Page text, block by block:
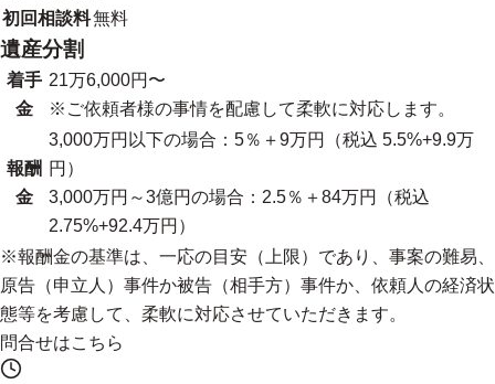
初回相談料無料
遺産分割
着手
金
21万6,000円〜
※ご依頼者様の事情を配慮して柔軟に対応します。
報酬
金
3,000万円以下の場合：5％＋9万円（税込 5.5%+9.9万
円）
3,000万円～3億円の場合：2.5％＋84万円（税込
2.75%+92.4万円）
※報酬金の基準は、一応の目安（上限）であり、事案の難易、
原告（申立人）事件か被告（相手方）事件か、依頼人の経済状
態等を考慮して、柔軟に対応させていただきます。
問合せはこちら